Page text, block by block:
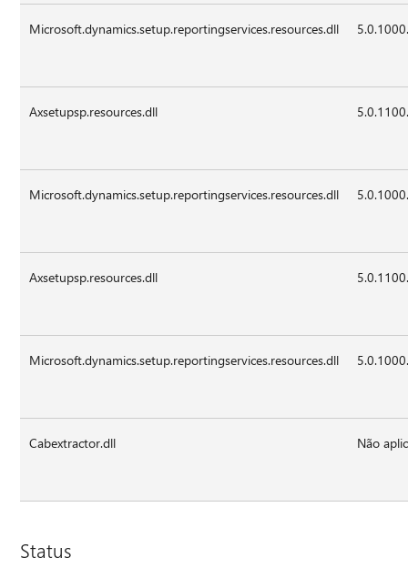
Microsoft.dynamics.setup.reportingservices.resources.dll
Axsetupsp.resources.dll
Microsoft.dynamics.setup.reportingservices.resources.dll
Axsetupsp.resources.dll
Microsoft.dynamics.setup.reportingservices.resources.dll
Cabextractor.dll Não
Status